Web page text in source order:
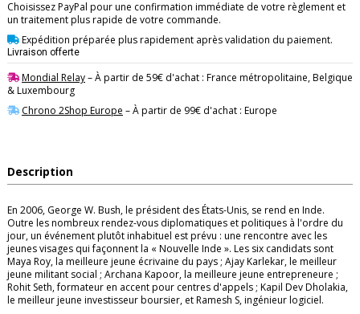
Choisissez PayPal pour une confirmation immédiate de votre règlement et
un traitement plus rapide de votre commande.
Expédition préparée plus rapidement après validation du paiement.
Livraison offerte
Mondial Relay– À partir de 59€ d'achat : France métropolitaine, Belgique
& Luxembourg
Chrono 2Shop Europe – À partir de 99€ d'achat : Europe
Description
En 2006, George W. Bush, le président des États-Unis, se rend en Inde.
Outre les nombreux rendez-vous diplomatiques et politiques à l'ordre du
jour, un événement plutôt inhabituel est prévu : une rencontre avec les
jeunes visages qui façonnent la « Nouvelle Inde ». Les six candidats sont
Maya Roy, la meilleure jeune écrivaine du pays ; Ajay Karlekar, le meilleur
jeune militant social ; Archana Kapoor, la meilleure jeune entrepreneure ;
Rohit Seth, formateur en accent pour centres d'appels ; Kapil Dev Dholakia,
le meilleur jeune investisseur boursier, et Ramesh S, ingénieur logiciel.